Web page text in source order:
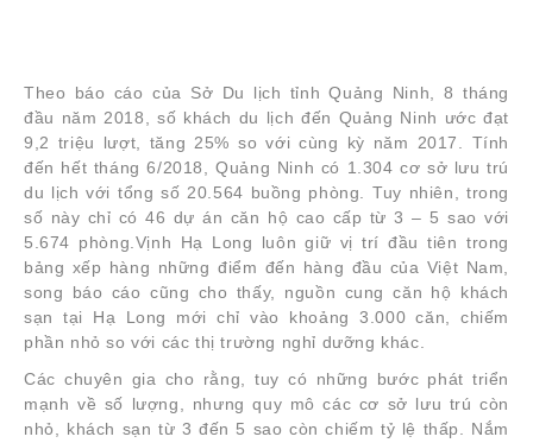
Theo báo cáo của Sở Du lịch tỉnh Quảng Ninh, 8 tháng
đầu năm 2018, số khách du lịch đến Quảng Ninh ước đạt
9,2 triệu lượt, tăng 25% so với cùng kỳ năm 2017. Tính
đến hết tháng 6/2018, Quảng Ninh có 1.304 cơ sở lưu trú
du lịch với tổng số 20.564 buồng phòng. Tuy nhiên, trong
số này chỉ có 46 dự án căn hộ cao cấp từ 3 – 5 sao với
5.674 phòng.Vịnh Hạ Long luôn giữ vị trí đầu tiên trong
bảng xếp hàng những điểm đến hàng đầu của Việt Nam,
song báo cáo cũng cho thấy, nguồn cung căn hộ khách
sạn tại Hạ Long mới chỉ vào khoảng 3.000 căn, chiếm
phần nhỏ so với các thị trường nghỉ dưỡng khác.
Các chuyên gia cho rằng, tuy có những bước phát triển
mạnh về số lượng, nhưng quy mô các cơ sở lưu trú còn
nhỏ, khách sạn từ 3 đến 5 sao còn chiếm tỷ lệ thấp. Nắm